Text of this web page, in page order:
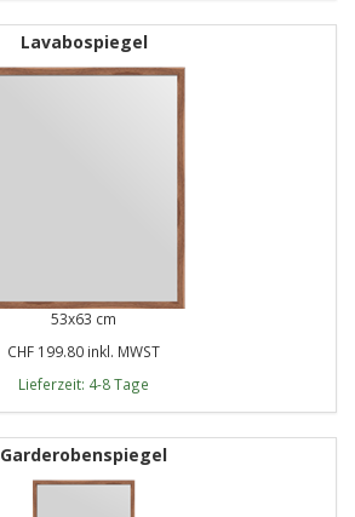
Lavabospiegel
53x63 cm
CHF 199.80 inkl. MWST
Lieferzeit: 4-8 Tage
Garderobenspiegel